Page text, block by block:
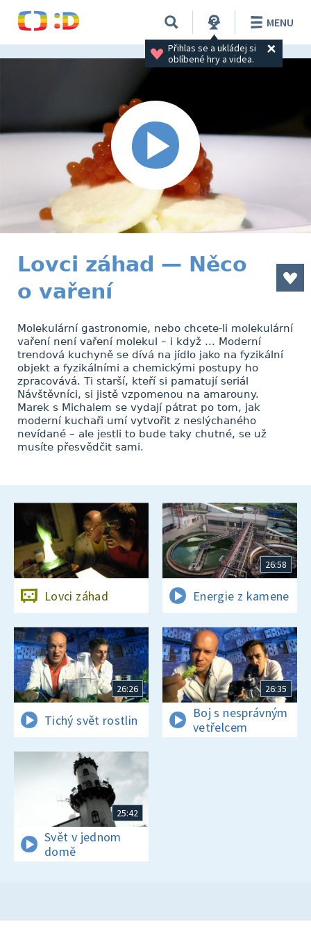
Přihlas se a ukládej si
oblíbené hry a videa.
MENU
Lovci záhad — Něco
o vaření
Molekulární gastronomie, nebo chcete-li molekulární
vaření není vaření molekul – i když ... Moderní
trendová kuchyně se dívá na jídlo jako na fyzikální
objekt a fyzikálními a chemickými postupy ho
zpracovává. Ti starší, kteří si pamatují seriál
Návštěvníci, si jistě vzpomenou na amarouny.
Marek s Michalem se vydají pátrat po tom, jak
moderní kuchaři umí vytvořit z neslýchaného
nevídané – ale jestli to bude taky chutné, se už
musíte přesvědčit sami.
Lovci záhad
26:58
Energie z kamene
26:26
Tichý svět rostlin
26:35
Boj s nesprávným
vetřelcem
25:42
Svět v jednom
domě